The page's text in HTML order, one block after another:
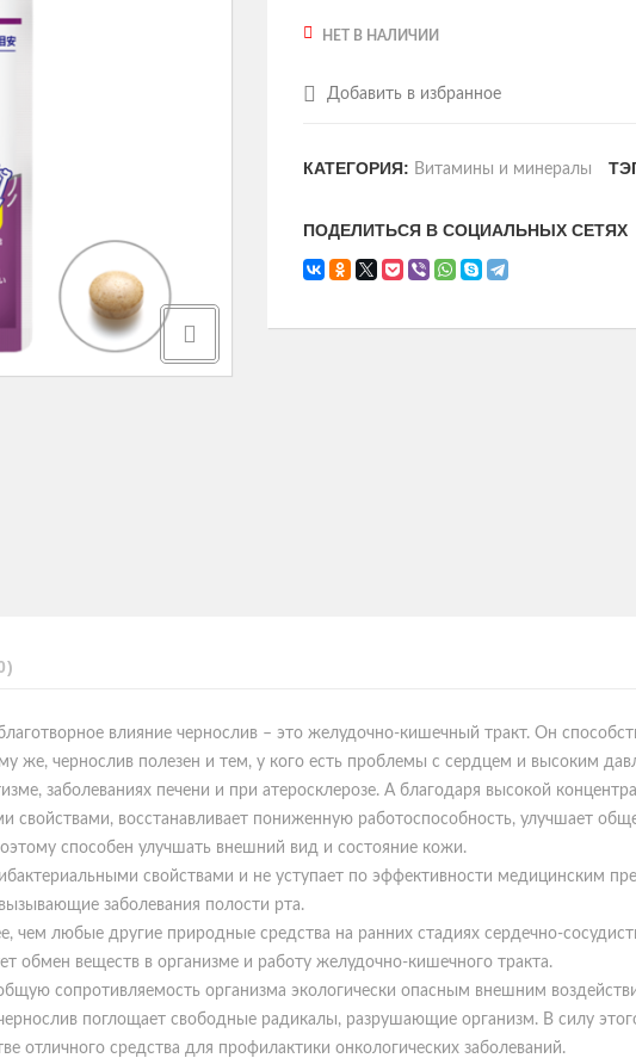
НЕТ В НАЛИЧИИ
Добавить в избранное
КАТЕГОРИЯ: Витамины и минералы
ПОДЕЛИТЬСЯ В СОЦИАЛЬНЫХ СЕТЯХ
влияние чернослив – это желудочно-кишечный тракт. Он
же, чернослив полезен и тем, у кого есть проблемы с сердцем и высоким
заболеваниях печени и при атеросклерозе. А благодаря высокой
восстанавливает пониженную работоспособность, улучшает
способен улучшать внешний вид и состояние кожи.
свойствами и не уступает по эффективности медицинским
заболевания полости рта.
чем любые другие природные средства на ранних стадиях сердечно-
обмен веществ в организме и работу желудочно-кишечного тракта.
сопротивляемость организма экологически опасным внешним
поглощает свободные радикалы, разрушающие организм. В силу
отличного средства для профилактики онкологических заболеваний.